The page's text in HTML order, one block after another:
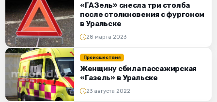
«ГАЗель» снесла три столба
после столкновения с фургоном
в Уральске
28 марта 2023
Происшествия
Женщину сбила пассажирская
«Газель» в Уральске
23 августа 2022